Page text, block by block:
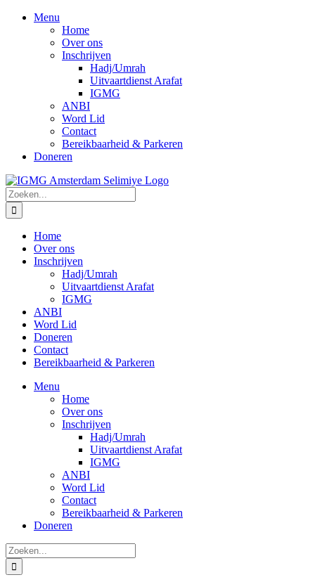
Facebook
Instagram
WhatsApp
Menu
Home
Over ons
Inschrijven
Hadj/Umrah
Uitvaartdienst Arafat
IGMG
ANBI
Word Lid
Contact
Bereikbaarheid & Parkeren
Doneren
Zoeken
naar:
Home
Over ons
Inschrijven
Hadj/Umrah
Uitvaartdienst Arafat
IGMG
ANBI
Word Lid
Doneren
Contact
Bereikbaarheid & Parkeren
Menu
Home
Over ons
Inschrijven
Hadj/Umrah
Uitvaartdienst Arafat
IGMG
ANBI
Word Lid
Contact
Bereikbaarheid & Parkeren
Doneren
Zoeken
naar: